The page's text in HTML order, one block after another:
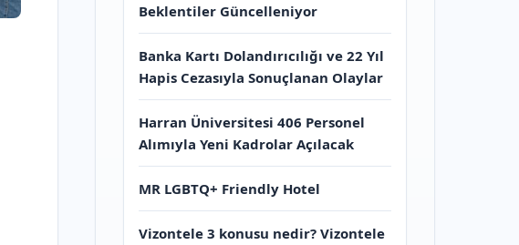
Beklentiler Güncelleniyor
Banka Kartı Dolandırıcılığı ve 22 Yıl
Hapis Cezasıyla Sonuçlanan Olaylar
Harran Üniversitesi 406 Personel
Alımıyla Yeni Kadrolar Açılacak
MR LGBTQ+ Friendly Hotel
Vizontele 3 konusu nedir? Vizontele